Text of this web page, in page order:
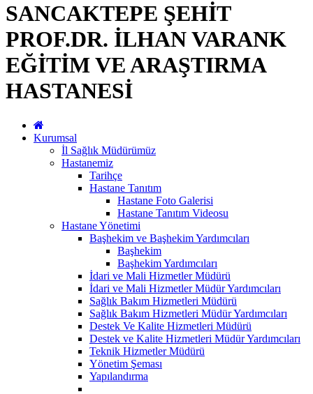
SANCAKTEPE ŞEHİT
PROF.DR. İLHAN VARANK
EĞİTİM VE ARAŞTIRMA
HASTANESİ
Kurumsal
İl Sağlık Müdürümüz
Hastanemiz
Tarihçe
Hastane Tanıtım
Hastane Foto Galerisi
Hastane Tanıtım Videosu
Hastane Yönetimi
Başhekim ve Başhekim Yardımcıları
Başhekim
Başhekim Yardımcıları
İdari ve Mali Hizmetler Müdürü
İdari ve Mali Hizmetler Müdür Yardımcıları
Sağlık Bakım Hizmetleri Müdürü
Sağlık Bakım Hizmetleri Müdür Yardımcıları
Destek Ve Kalite Hizmetleri Müdürü
Destek ve Kalite Hizmetleri Müdür Yardımcıları
Teknik Hizmetler Müdürü
Yönetim Şeması
Yapılandırma